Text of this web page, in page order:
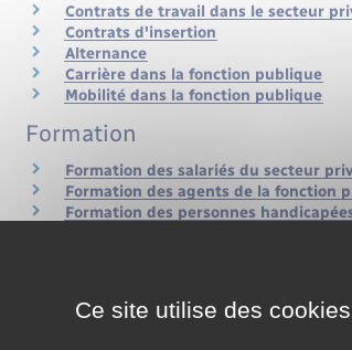
Contrats de travail dans le secteur
Contrats d'insertion
Alternance
Carrière dans la fonction publique
Mobilité dans la fonction publique
Formation
Formation des salariés du secteur
Formation des agents de la fonction
Formation des personnes
Relations individuelles et
Ce site utilise des